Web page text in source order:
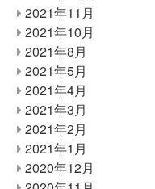
2021年11月
2021年10月
2021年8月
2021年5月
2021年4月
2021年3月
2021年2月
2021年1月
2020年12月